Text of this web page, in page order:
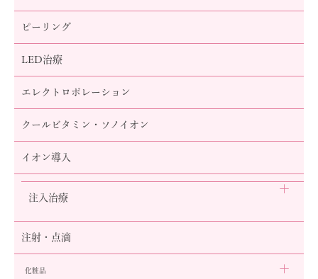
ピーリング
LED治療
エレクトロポレーション
クールビタミン・ソノイオン
イオン導入
注入治療
注射・点滴
化粧品